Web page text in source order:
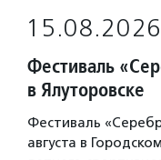
15.08.2026
Фестиваль
в Ялуторовске
Фестиваль
августа в